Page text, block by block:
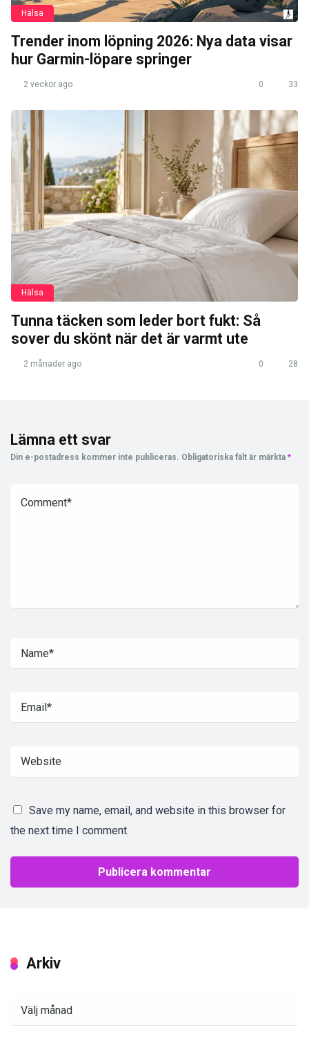
Hälsa
Trender inom löpning 2026: Nya data visar
hur Garmin-löpare springer
2 veckor ago 0 33
Hälsa
Tunna täcken som leder bort fukt: Så
sover du skönt när det är varmt ute
2 månader ago 0 28
Lämna ett svar
Din e-postadress kommer inte publiceras. Obligatoriska fält är märkta *
Save my name, email, and website in this browser for
the next time I comment.
Arkiv